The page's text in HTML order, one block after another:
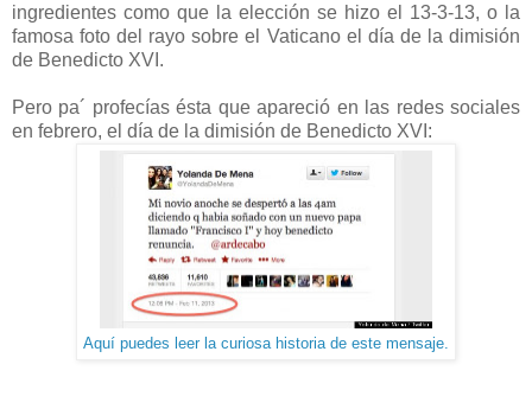
ingredientes como que la elección se hizo el 13-3-13, o la
famosa foto del rayo sobre el Vaticano el día de la dimisión
de Benedicto XVI.
Pero pa´ profecías ésta que apareció en las redes sociales
en febrero, el día de la dimisión de Benedicto XVI:
Aquí puedes leer la curiosa historia de este mensaje.